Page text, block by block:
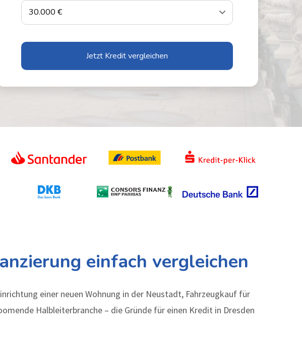
Jetzt Kredit vergleichen
einfach vergleichen
einer neuen Wohnung in der Neustadt, Fahrzeugkauf für
Halbleiterbranche – die Gründe für einen Kredit in Dresden